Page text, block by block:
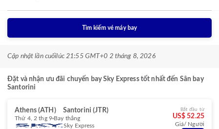
Tìm kiếm vé máy bay
Cập nhật lần cuốilúc 21:55 GMT+0 2 tháng 8, 2026
Đặt và nhận ưu đãi chuyến bay Sky Express tốt nhất đến Sân bay
Santorini
Athens (ATH) Santorini (JTR)
Thứ 4, 2 thg 9 Bay thẳng
Sky Express
Bắt đầu từ
US$ 52.25
Giá/ Người